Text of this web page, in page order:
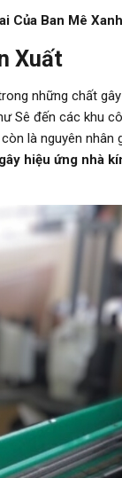
Của Ban Mê
Xuất
những chất
Sê đến các khu
là nguyên nhân
hiệu ứng nhà